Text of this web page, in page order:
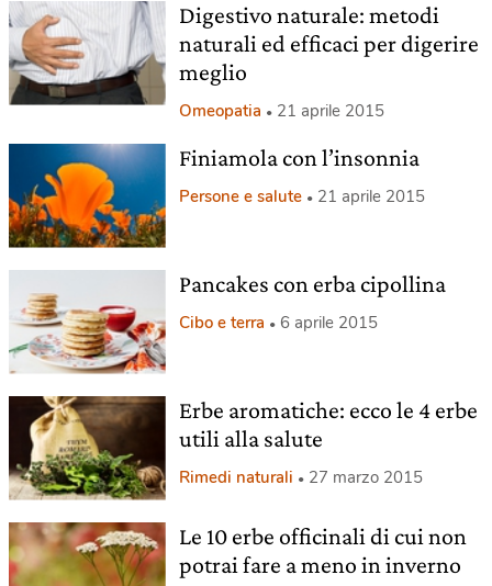
Digestivo naturale: metodi
naturali ed efficaci per digerire
meglio
Omeopatia 21 aprile 2015
Finiamola con l’insonnia
Persone e salute 21 aprile 2015
Pancakes con erba cipollina
Cibo e terra 6 aprile 2015
Erbe aromatiche: ecco le 4 erbe
utili alla salute
Rimedi naturali 27 marzo 2015
Le 10 erbe officinali di cui non
potrai fare a meno in inverno